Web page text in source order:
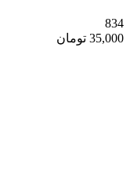
834
35,000 تومان